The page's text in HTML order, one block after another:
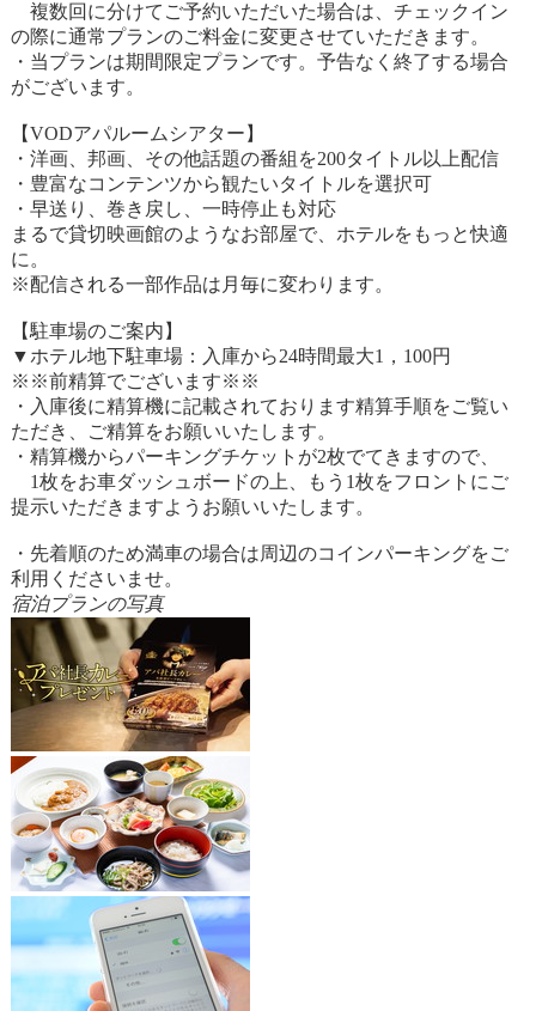
複数回に分けてご予約いただいた場合は、チェックイン
の際に通常プランのご料金に変更させていただきます。
・当プランは期間限定プランです。予告なく終了する場合
がございます。
【VODアパルームシアター】
・洋画、邦画、その他話題の番組を200タイトル以上配信
・豊富なコンテンツから観たいタイトルを選択可
・早送り、巻き戻し、一時停止も対応
まるで貸切映画館のようなお部屋で、ホテルをもっと快適
に。
※配信される一部作品は月毎に変わります。
【駐車場のご案内】
▼ホテル地下駐車場：入庫から24時間最大1，100円
※※前精算でございます※※
・入庫後に精算機に記載されております精算手順をご覧い
ただき、ご精算をお願いいたします。
・精算機からパーキングチケットが2枚でてきますので、
1枚をお車ダッシュボードの上、もう1枚をフロントにご
提示いただきますようお願いいたします。
・先着順のため満車の場合は周辺のコインパーキングをご
利用くださいませ。
宿泊プランの写真